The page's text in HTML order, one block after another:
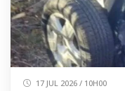
17 JUL 2026 / 10H00